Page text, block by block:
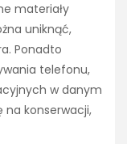
materiały
uniknąć,
Ponadto
telefonu,
w danym
na konserwacji,